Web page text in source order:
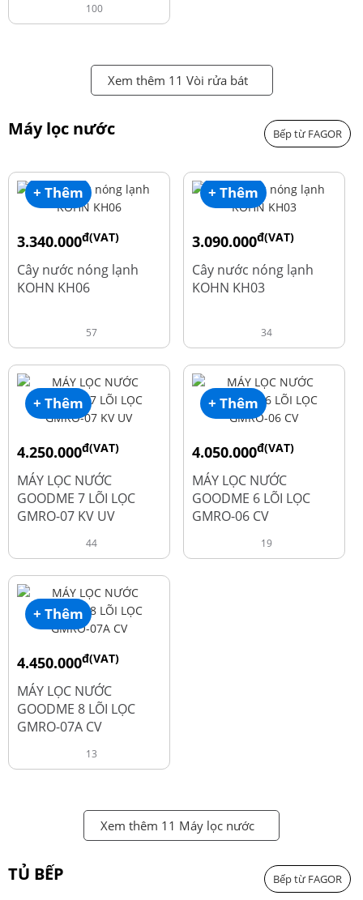
100
Xem thêm 11 Vòi rửa bát
Máy lọc nước Bếp từ FAGOR
+ Thêm
3.340.000đ(VAT)
4.550.000
Cây nước nóng lạnh
KOHN KH06
57
+ Thêm
3.090.000đ(VAT)
3.690.000
Cây nước nóng lạnh
KOHN KH03
34
+ Thêm
4.250.000đ(VAT)
6.050.000
MÁY LỌC NƯỚC
GOODME 7 LÕI LỌC
GMRO-07 KV UV
44
+ Thêm
4.050.000đ(VAT)
5.250.000
MÁY LỌC NƯỚC
GOODME 6 LÕI LỌC
GMRO-06 CV
19
+ Thêm
4.450.000đ(VAT)
6.250.000
MÁY LỌC NƯỚC
GOODME 8 LÕI LỌC
GMRO-07A CV
13
Xem thêm 11 Máy lọc nước
TỦ BẾP Bếp từ FAGOR